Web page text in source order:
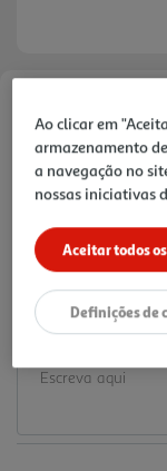
1.99 €/un
1,99 €
Notas de preparação
Ao clicar em
armazenamento
a navegação no
nossas iniciativas
Aceitar todos
Definições de